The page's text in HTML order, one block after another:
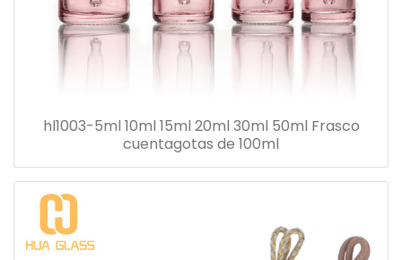
hl1003-5ml 10ml 15ml 20ml 30ml 50ml Frasco
cuentagotas de 100ml